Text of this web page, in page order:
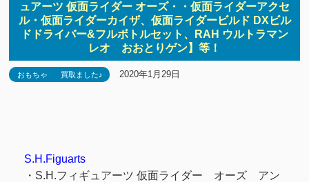
ュアーツ 仮面ライダー オーズ・・仮面ライダーアクセ
ル・仮面ライダーカイザ、仮面ライダービルド DXビル
ドドライバー&フルボトルセット、RAH ウルトラマン
レオ おおとりゲン】等！
おもちゃ 買取ました♪ 2020年1月29日
S.H.Figuarts
・ S.H.フィギュアーツ 仮面ライダー オーズ アン